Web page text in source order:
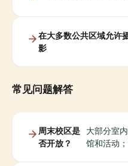
在大多数公共区域允许
影
常见问题解答
周末校区是
否开放？
大部分室
馆和活动